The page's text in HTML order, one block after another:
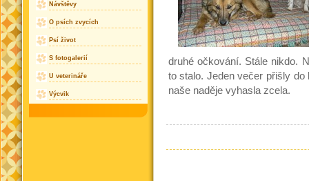
druhé očkování. Stále nikdo.
to stalo. Jeden večer přišly
naše naděje vyhasla zcela.
Návštěvy
O psích zvycích
Psí život
S fotogalerií
U veterináře
Výcvik